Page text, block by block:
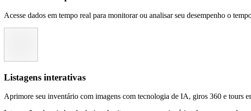
Acesse dados em tempo real para monitorar ou analisar seu desempenho o
Listagens interativas
Aprimore seu inventário com imagens com tecnologia de IA, giros 360 e tours